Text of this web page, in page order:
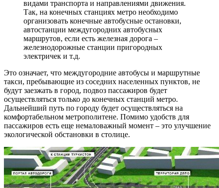
видами транспорта и направлениями движения.
Так, на конечных станциях метро необходимо
организовать конечные автобусные остановки,
автостанции междугородних автобусных
маршрутов, если есть железная дорога –
железнодорожные станции пригородных
электричек и т.д.
Это означает, что междугородние автобусы и маршрутные
такси, пребывающие из соседних населенных пунктов, не
будут заезжать в город, подвоз пассажиров будет
осуществляться только до конечных станций метро.
Дальнейший путь по городу будет осуществляться на
комфортабельном метрополитене. Помимо удобств для
пассажиров есть еще немаловажный момент – это улучшение
экологической обстановки в столице.